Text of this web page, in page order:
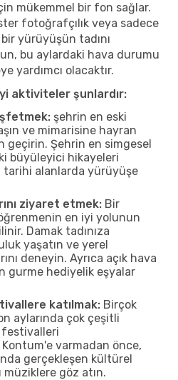
mükemmel bir fon sağlar.
fotoğrafçılık veya sadece
yürüyüşün tadını
bu aylardaki hava durumu
yardımcı olacaktır.
aktiviteler şunlardır:
şehrin en eski
ve mimarisine hayran
geçirin. Şehrin en simgesel
büyüleyici hikayeleri
alanlarda yürüyüşe
ziyaret etmek: Bir
en iyi yolunun
Damak tadınıza
yaşatın ve yerel
deneyin. Ayrıca açık hava
gurme hediyelik eşyalar
katılmak: Birçok
aylarında çok çeşitli
festivalleri
varmadan önce,
gerçekleşen kültürel
göz atın.